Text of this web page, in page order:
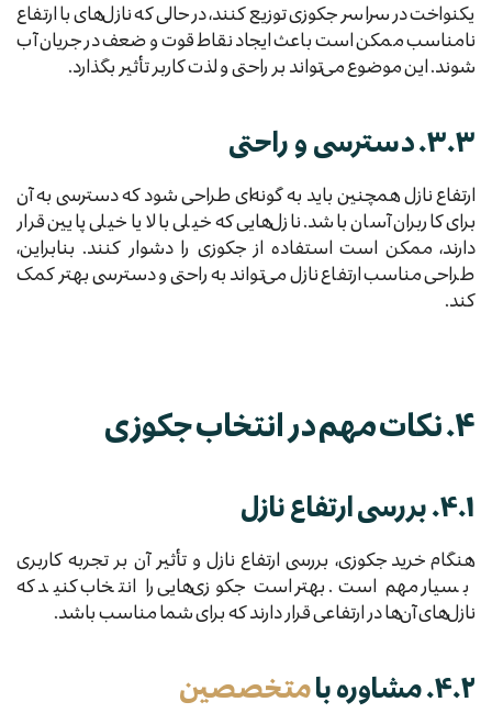
یکنواخت در سراسر جکوزی توزیع کنند، در حالی که نازل‌های با ارتفاع
نامناسب ممکن است باعث ایجاد نقاط قوت و ضعف در جریان آب
شوند. این موضوع می‌تواند بر راحتی و لذت کاربر تأثیر بگذارد.
۳.۳. دسترسی و راحتی
ارتفاع نازل همچنین باید به گونه‌ای طراحی شود که دسترسی به آن
برای کاربران آسان باشد. نازل‌هایی که خیلی بالا یا خیلی پایین قرار
دارند، ممکن است استفاده از جکوزی را دشوار کنند. بنابراین،
طراحی مناسب ارتفاع نازل می‌تواند به راحتی و دسترسی بهتر کمک
کند.
۴. نکات مهم در انتخاب جکوزی
۴.۱. بررسی ارتفاع نازل
هنگام خرید جکوزی، بررسی ارتفاع نازل و تأثیر آن بر تجربه کاربری
بسیار مهم است. بهتر است جکوزی‌هایی را انتخاب کنید که
نازل‌های آن‌ها در ارتفاعی قرار دارند که برای شما مناسب باشد.
۴.۲. مشاوره با متخصصین